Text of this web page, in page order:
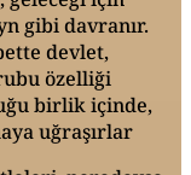
gibi davranır.
devlet,
özelliği
birlik içinde,
uğraşırlar